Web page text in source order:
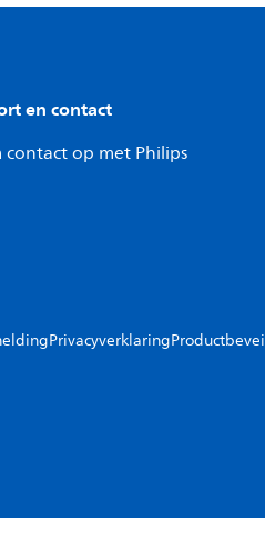
en contact
contact op met Philips
Privacyverklaring